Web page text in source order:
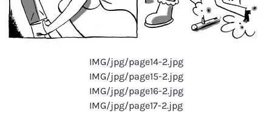
IMG/jpg/page14-2.jpg
IMG/jpg/page15-2.jpg
IMG/jpg/page16-2.jpg
IMG/jpg/page17-2.jpg